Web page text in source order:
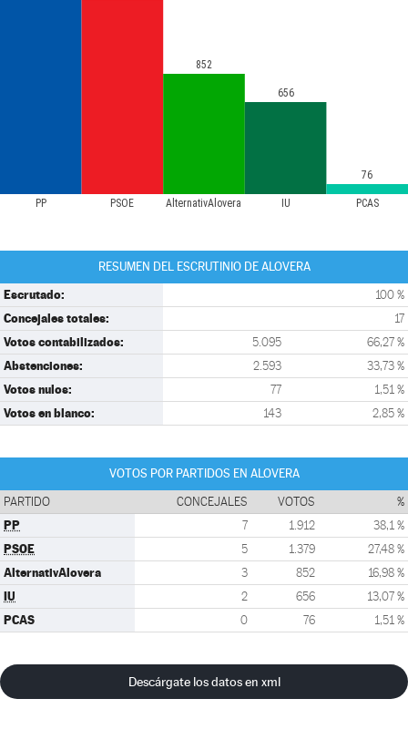
PP PSOE AlternativAlovera IU PCAS
852
656
76
RESUMEN DEL ESCRUTINIO DE ALOVERA
Escrutado: 100 %
Concejales totales: 17
Votos contabilizados: 5.095 66,27 %
Abstenciones: 2.593 33,73 %
Votos nulos: 77 1,51 %
Votos en blanco: 143 2,85 %
VOTOS POR PARTIDOS EN ALOVERA
PARTIDO CONCEJALES VOTOS %
PP 7 1.912 38,1 %
PSOE 5 1.379 27,48 %
AlternativAlovera 3 852 16,98 %
IU 2 656 13,07 %
PCAS 0 76 1,51 %
Descárgate los datos en xml